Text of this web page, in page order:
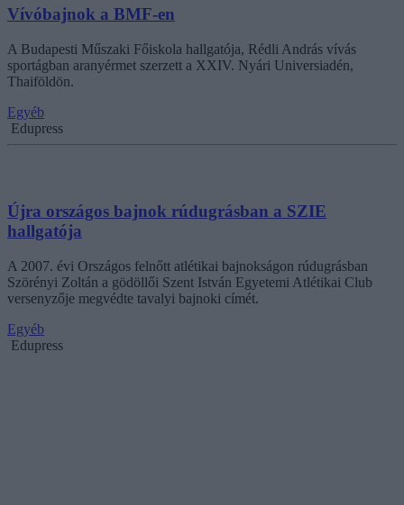
Vívóbajnok a BMF-en
A Budapesti Műszaki Főiskola hallgatója, Rédli András vívás
sportágban aranyérmet szerzett a XXIV. Nyári Universiadén,
Thaiföldön.
Egyéb
Edupress
Újra országos bajnok rúdugrásban a SZIE
hallgatója
A 2007. évi Országos felnőtt atlétikai bajnokságon rúdugrásban
Szörényi Zoltán a gödöllői Szent István Egyetemi Atlétikai Club
versenyzője megvédte tavalyi bajnoki címét.
Egyéb
Edupress